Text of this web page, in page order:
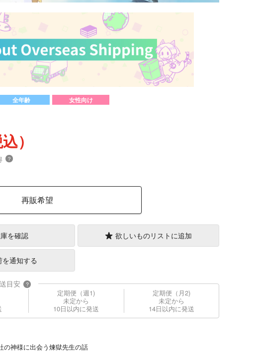
全年齢 女性向け
）
？
再販希望
を確認 欲しいものリストに追加
を通知する
目安 ?
定期便（週1)
未定から
10日以内に発送
定期便（月2)
未定から
14日以内に発送
の神様に出会う煉獄先生の話